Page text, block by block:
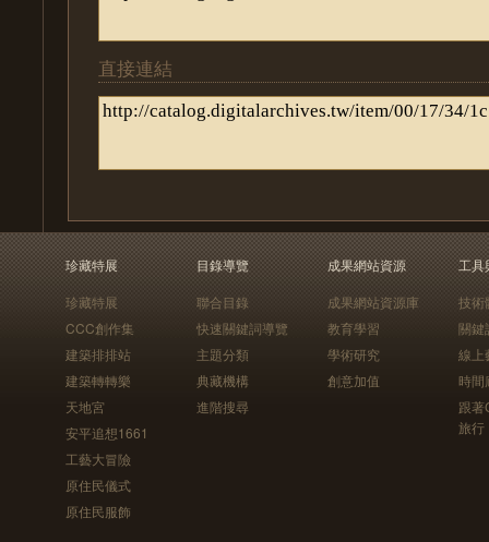
直接連結
珍藏特展
珍藏特展
CCC創作集
建築排排站
建築轉轉樂
天地宮
安平追想1661
工藝大冒險
原住民儀式
原住民服飾
目錄導覽
聯合目錄
快速關鍵詞導覽
主題分類
典藏機構
進階搜尋
成果網站資源
成果網站資源庫
教育學習
學術研究
創意加值
工具
技術
關鍵
線上
時間
跟
旅行